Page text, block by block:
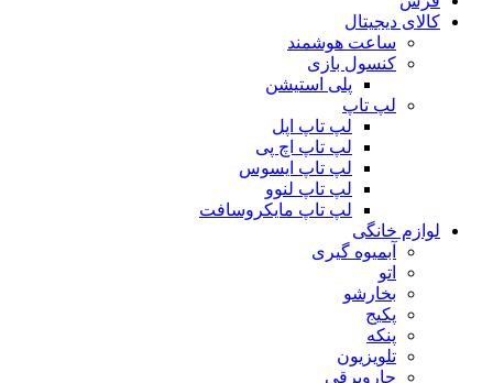
کالای دیجیتال
ساعت هوشمند
کنسول بازی
پلی استیشن
لپ تاپ
لپ تاپ اپل
لپ تاپ اچ پی
لپ تاپ ایسوس
لپ تاپ لنوو
لپ تاپ مایکروسافت
لوازم خانگی
آبمیوه گیری
اتو
بخارشو
پکیج
پنکه
تلویزیون
جاروبرقی